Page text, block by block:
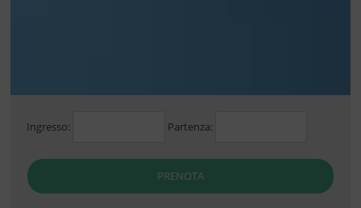
Ingresso: Partenza:
PRENOTA